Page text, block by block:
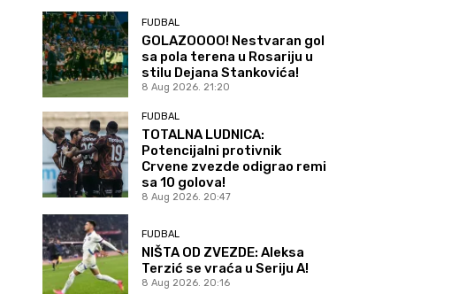
FUDBAL
GOLAZOOOO! Nestvaran gol
sa pola terena u Rosariju u
stilu Dejana Stankovića!
8 Aug 2026. 21:20
FUDBAL
TOTALNA LUDNICA:
Potencijalni protivnik
Crvene zvezde odigrao remi
sa 10 golova!
8 Aug 2026. 20:47
FUDBAL
NIŠTA OD ZVEZDE: Aleksa
Terzić se vraća u Seriju A!
8 Aug 2026. 20:16